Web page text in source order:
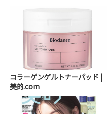
コラーゲンゲルトナーパッド |
美的.com